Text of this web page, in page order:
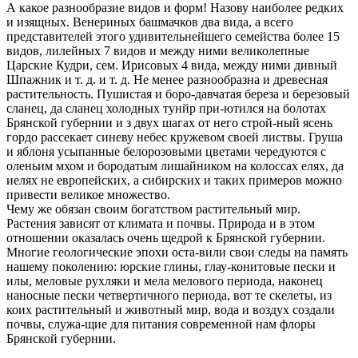
А какое разнообразие видов и форм! Назову наиболее редких
и изящных. Венериных башмачков два вида, а всего
представителей этого удивительнейшего семейства более 15
видов, лилейных 7 видов и между ними великолепные
Царские Кудри, сем. Ирисовых 4 вида, между ними дивный
Шпажник и т. д. и т. д. Не менее разнообразна и древесная
растительность. Пушистая и боро-давчатая береза и березовый
сланец, да сланец холодных тунйр при-ютился на болотах
Брянской губернии и з двух шагах от него строй-ный ясень
гордо рассекает синеву небес кружевом своей листвы. Груша
и яблоня усыпанные белорозовыми цветами чередуются с
оленьим мхом и бородатым лишайником на колоссах елях, да
иелях не европейских, а сибирских и таких примеров можно
привести великое множество.
Чему же обязан своим богатством растительный мир.
Растения зависят от климата и почвы. Природа и в этом
отношении оказалась очень щедрой к Брянской губернии.
Многие геологические эпохи оста-вили свои следы на память
нашему поколению: юрские глины, глау-конитовые пески и
илы, меловые рухляки и мела мелового периода, наконец
наносные пески четвертичного периода, вот те скелеты, из
коих растительный и животный мир, вода и воздух создали
почвы, служа-щие для питания современной нам флоры
Брянской губернии.